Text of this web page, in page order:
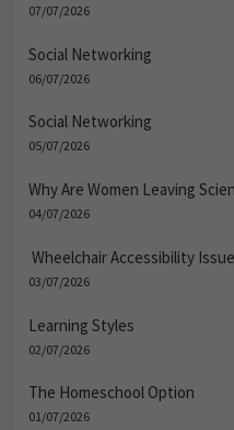
07/07/2026
Social Networking
06/07/2026
Social Networking
05/07/2026
Why Are Women Leaving
04/07/2026
Wheelchair Accessibility
03/07/2026
Learning Styles
02/07/2026
The Homeschool Option
01/07/2026